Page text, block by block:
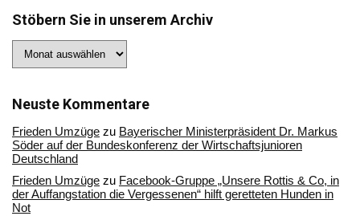
Stöbern Sie in unserem Archiv
Sie
Archiv
Neuste Kommentare
Frieden Umzüge zu Bayerischer Ministerpräsident Dr. Markus
Söder auf der Bundeskonferenz der Wirtschaftsjunioren
Deutschland
Frieden Umzüge zu Facebook-Gruppe „Unsere Rottis & Co, in
der Auffangstation die Vergessenen“ hilft geretteten Hunden in
Not